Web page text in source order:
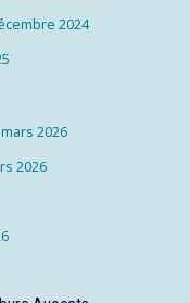
2024
2026
2026